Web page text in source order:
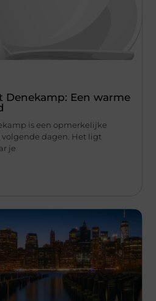
Denekamp: Een warme
is een opmerkelijke
dagen. Het ligt
je